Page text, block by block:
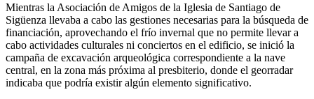
Mientras la Asociación de Amigos de la Iglesia de Santiago de
Sigüenza llevaba a cabo las gestiones necesarias para la búsqueda de
financiación, aprovechando el frío invernal que no permite llevar a
cabo actividades culturales ni conciertos en el edificio, se inició la
campaña de excavación arqueológica correspondiente a la nave
central, en la zona más próxima al presbiterio, donde el georradar
indicaba que podría existir algún elemento significativo.